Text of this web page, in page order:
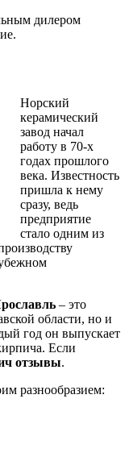
дилером
Норский
керамический
завод начал
работу в 70-х
годах прошлого
века. Известность
пришла к нему
сразу, ведь
предприятие
стало одним из
– это
области, но и
год он выпускает
Если
отзывы.
разнообразием: